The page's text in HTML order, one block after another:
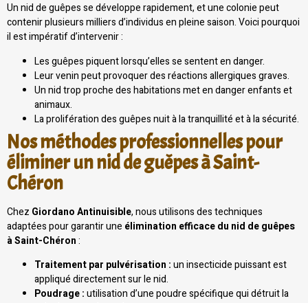
Un nid de guêpes se développe rapidement, et une colonie peut
contenir plusieurs milliers d’individus en pleine saison. Voici pourquoi
il est impératif d’intervenir :
Les guêpes piquent lorsqu’elles se sentent en danger.
Leur venin peut provoquer des réactions allergiques graves.
Un nid trop proche des habitations met en danger enfants et
animaux.
La prolifération des guêpes nuit à la tranquillité et à la sécurité.
Nos méthodes professionnelles pour
éliminer un nid de guêpes à Saint-
Chéron
Chez Giordano Antinuisible, nous utilisons des techniques
adaptées pour garantir une élimination efficace du nid de guêpes
à Saint-Chéron:
Traitement par pulvérisation :un insecticide puissant est
appliqué directement sur le nid.
Poudrage :utilisation d’une poudre spécifique qui détruit la